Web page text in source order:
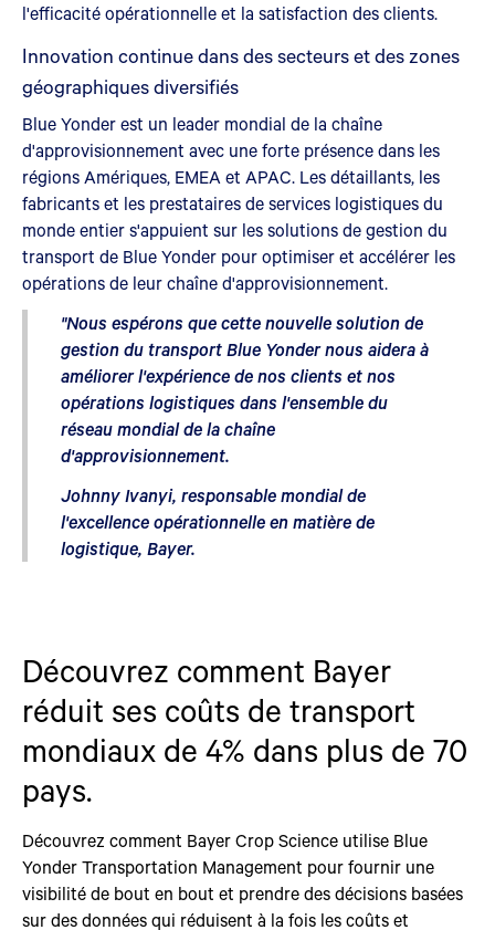
l'efficacité opérationnelle et la satisfaction des clients.
Innovation continue dans des secteurs et des zones
géographiques diversifiés
Blue Yonder est un leader mondial de la chaîne
d'approvisionnement avec une forte présence dans les
régions Amériques, EMEA et APAC. Les détaillants, les
fabricants et les prestataires de services logistiques du
monde entier s'appuient sur les solutions de gestion du
transport de Blue Yonder pour optimiser et accélérer les
opérations de leur chaîne d'approvisionnement.
"Nous espérons que cette nouvelle solution de
gestion du transport Blue Yonder nous aidera à
améliorer l'expérience de nos clients et nos
opérations logistiques dans l'ensemble du
réseau mondial de la chaîne
d'approvisionnement.
Johnny Ivanyi, responsable mondial de
l'excellence opérationnelle en matière de
logistique, Bayer.
Découvrez comment Bayer
réduit ses coûts de transport
mondiaux de 4% dans plus de 70
pays.
Découvrez comment Bayer Crop Science utilise Blue
Yonder Transportation Management pour fournir une
visibilité de bout en bout et prendre des décisions basées
sur des données qui réduisent à la fois les coûts et